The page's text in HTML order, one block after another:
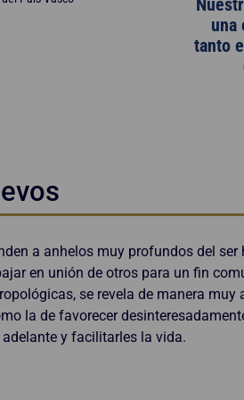
una
tanto
a anhelos muy profundos del
en unión de otros para un fin
se revela de manera
la de favorecer
y facilitarles la vida.